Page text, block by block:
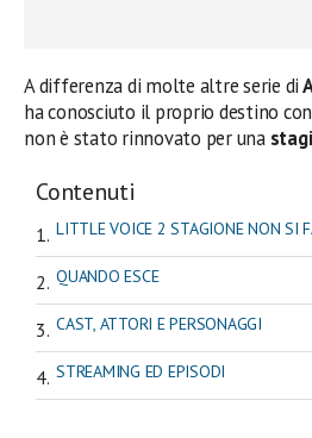
A differenza di molte altre serie di
ha conosciuto il proprio destino
non è stato rinnovato per una
Contenuti
LITTLE VOICE 2 STAGIONE NON SI
QUANDO ESCE
CAST, ATTORI E PERSONAGGI
STREAMING ED EPISODI